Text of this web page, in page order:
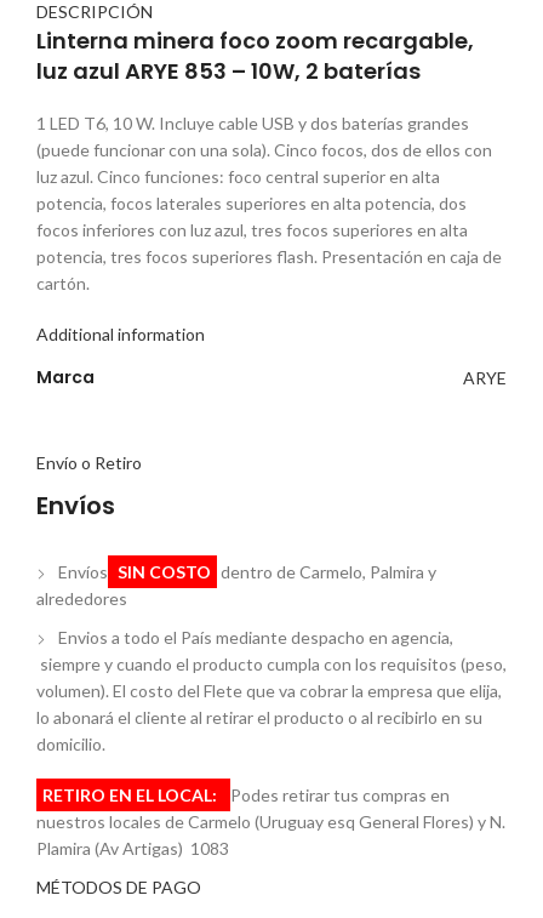
DESCRIPCIÓN
Linterna minera foco zoom recargable,
luz azul ARYE 853 – 10W, 2 baterías
1 LED T6, 10 W. Incluye cable USB y dos baterías grandes
(puede funcionar con una sola). Cinco focos, dos de ellos con
luz azul. Cinco funciones: foco central superior en alta
potencia, focos laterales superiores en alta potencia, dos
focos inferiores con luz azul, tres focos superiores en alta
potencia, tres focos superiores flash. Presentación en caja de
cartón.
Additional information
Marca ARYE
Envío o Retiro
Envíos
Envíos SIN COSTO dentro de Carmelo, Palmira y
alrededores
Envios a todo el País mediante despacho en agencia,
siempre y cuando el producto cumpla con los requisitos (peso,
volumen). El costo del Flete que va cobrar la empresa que elija,
lo abonará el cliente al retirar el producto o al recibirlo en su
domicilio.
RETIRO EN EL LOCAL:
Podes retirar tus compras en
nuestros locales de Carmelo (Uruguay esq General Flores) y N.
Plamira (Av Artigas) 1083
MÉTODOS DE PAGO